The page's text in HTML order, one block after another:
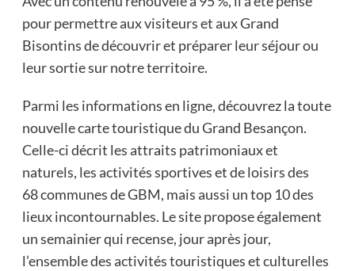
pour permettre aux visiteurs et aux Grand
Bisontins de découvrir et préparer leur séjour ou
leur sortie sur notre territoire.
Parmi les informations en ligne, découvrez la toute
nouvelle carte touristique du Grand Besançon.
Celle-ci décrit les attraits patrimoniaux et
naturels, les activités sportives et de loisirs des
68 communes de GBM, mais aussi un top 10 des
lieux incontournables. Le site propose également
un semainier qui recense, jour après jour,
l’ensemble des activités touristiques et culturelles